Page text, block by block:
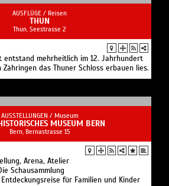
AUSFLÜGE / Reisen
THUN
Thun, Seestrasse 2
entstand mehrheitlich im 12. Jahrhundert
das Thuner Schloss erbauen lies.
AUSSTELLUNGEN / Museum
MUSEUM BERN
Bern, Bernastrasse 15
Arena, Atelier
Schausammlung
für Familien und Kinder